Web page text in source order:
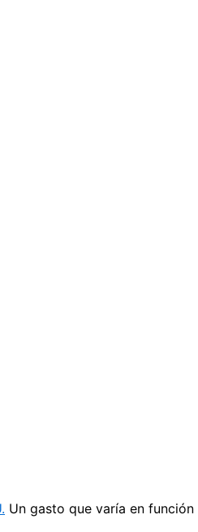
Un gasto que varía en